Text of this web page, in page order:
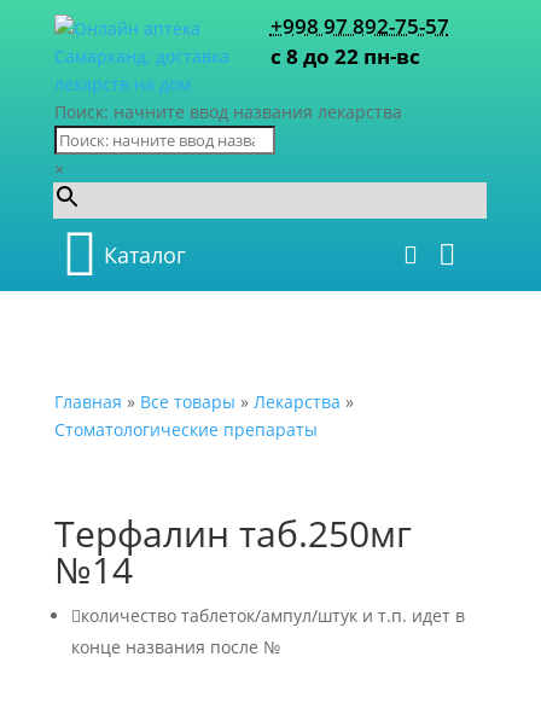
+998 97 892-75-57
с 8 до 22 пн-вс
Поиск: начните ввод названия лекарства
×
Каталог
Главная » Все товары » Лекарства »
Стоматологические препараты
Терфалин таб.250мг
№14
количество таблеток/ампул/штук и т.п. идет в
конце названия после №